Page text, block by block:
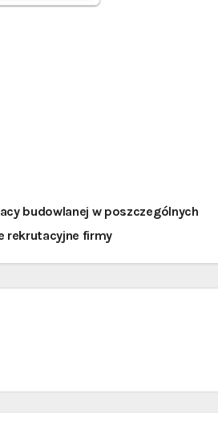
budowlanej w poszczególnych
rekrutacyjne firmy